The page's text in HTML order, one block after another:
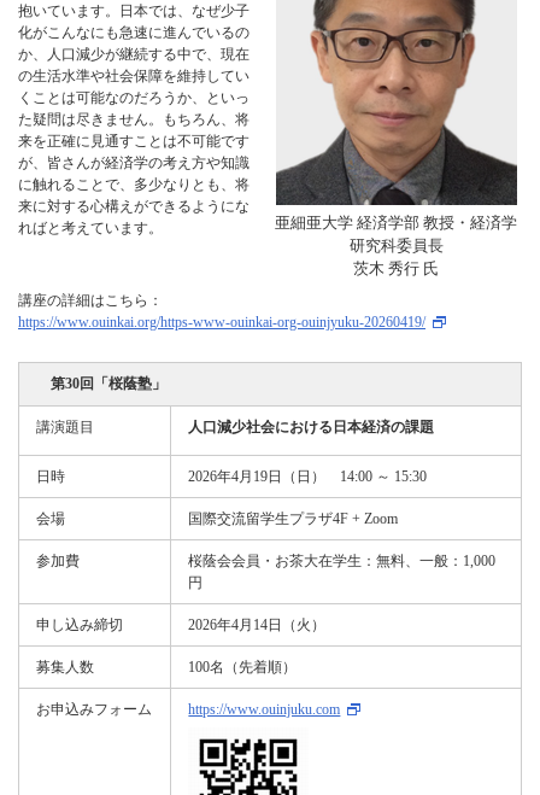
亜細亜大学 経済学部 教授・経済学
研究科委員長
茨木 秀行 氏
抱いています。日本では、なぜ少子
化がこんなにも急速に進んでいるの
か、人口減少が継続する中で、現在
の生活水準や社会保障を維持してい
くことは可能なのだろうか、といっ
た疑問は尽きません。もちろん、将
来を正確に見通すことは不可能です
が、皆さんが経済学の考え方や知識
に触れることで、多少なりとも、将
来に対する心構えができるようにな
ればと考えています。
講座の詳細はこちら：
https://www.ouinkai.org/https-www-ouinkai-org-ouinjyuku-20260419/
第30回「桜蔭塾」
講演題目 人口減少社会における日本経済の課題
日時 2026年4月19日（日） 14:00 ～ 15:30
会場 国際交流留学生プラザ4F + Zoom
参加費
桜蔭会会員・お茶大在学生：無料、一般：1,000
円
申し込み締切 2026年4月14日（火）
募集人数 100名（先着順）
お申込みフォーム https://www.ouinjuku.com